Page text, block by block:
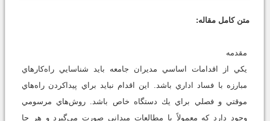
متن کامل مقاله:
مقدمه
يكي از اقدامات اساسي مديران جامعه بايد شناسايي راه‌كارهاي
مبارزه با فساد اداري باشد. اين اقدام نبايد براي پيداكردن راه‌هاي
موقتي و فصلي براي يك دستگاه خاص باشد. روش‌هاي مرسومي
وجود دارد كه معمولاً با مطالعات ميداني صورت مي‌گيرد و هر جا